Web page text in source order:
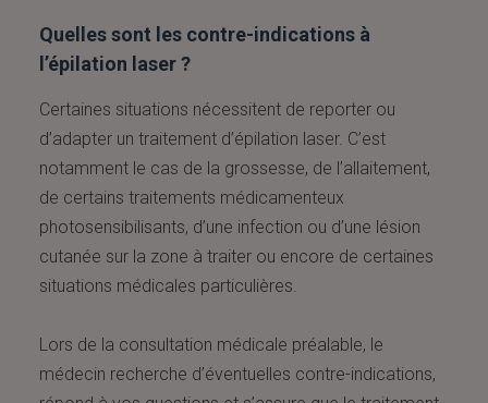
Quelles sont les contre-indications à
l’épilation laser ?
Certaines situations nécessitent de reporter ou
d’adapter un traitement d’épilation laser. C’est
notamment le cas de la grossesse, de l’allaitement,
de certains traitements médicamenteux
photosensibilisants, d’une infection ou d’une lésion
cutanée sur la zone à traiter ou encore de certaines
situations médicales particulières.
Lors de la consultation médicale préalable, le
médecin recherche d’éventuelles contre-indications,